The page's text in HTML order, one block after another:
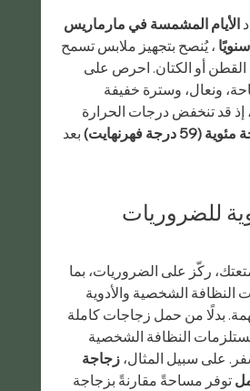
الأيام المشمسة في مارماريس
، يُنصح بتجهيز ملابس تسمح
القطن أو الكتان. احرص على
ونعال، وسترة خفيفة
إذ قد تنخفض درجات الحرارة
بعد
للضروريات
ركّز على الضروريات، بما
الشخصية والأدوية
بدلًا من حمل زجاجات كاملة
النظافة الشخصية
على سبيل المثال، زجاجة
توفر مساحةً مقارنةً بزجاجة